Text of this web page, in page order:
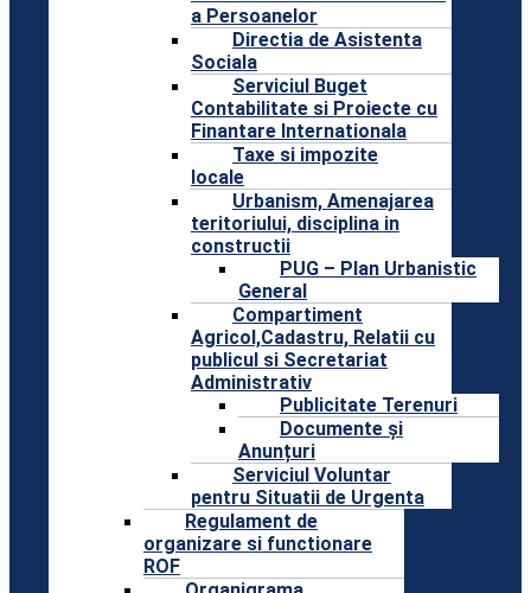
a Persoanelor
Directia de Asistenta
Sociala
Serviciul Buget
Contabilitate si Proiecte cu
Finantare Internationala
Taxe si impozite
locale
Urbanism, Amenajarea
teritoriului, disciplina in
constructii
PUG – Plan Urbanistic
General
Compartiment
Agricol,Cadastru, Relatii cu
publicul si Secretariat
Administrativ
Publicitate Terenuri
Documente și
Anunțuri
Serviciul Voluntar
pentru Situatii de Urgenta
Regulament de
organizare si functionare
ROF